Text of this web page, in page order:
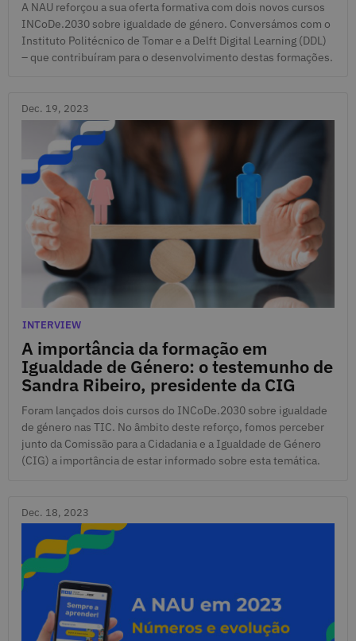
A NAU reforçou a sua oferta formativa com dois novos cursos
INCoDe.2030 sobre igualdade de género. Conversámos com o
Instituto Politécnico de Tomar e a Delft Digital Learning (DDL)
– que contribuíram para o desenvolvimento destas formações.
Dec. 19, 2023
A importância da formação em
Igualdade de Género: o testemunho de
Sandra Ribeiro, presidente da CIG
Dec. 19, 2023
Categories
INTERVIEW
Foram lançados dois cursos do INCoDe.2030 sobre igualdade
de género nas TIC. No âmbito deste reforço, fomos perceber
junto da Comissão para a Cidadania e a Igualdade de Género
(CIG) a importância de estar informado sobre esta temática.
Dec. 18, 2023